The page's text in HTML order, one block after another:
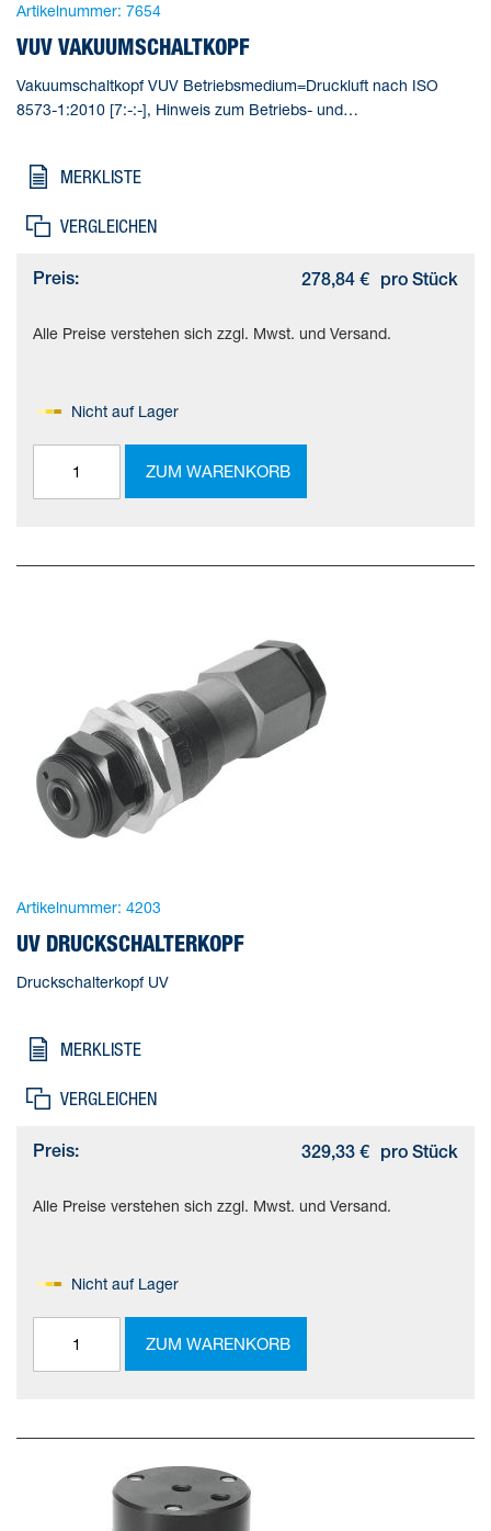
Artikelnummer: 7654
VUV VAKUUMSCHALTKOPF
Vakuumschaltkopf VUV Betriebsmedium=Druckluft nach ISO
8573-1:2010 [7:-:-], Hinweis zum Betriebs- und
MERKLISTE
VERGLEICHEN
Preis: 278,84 € pro Stück
Alle Preise verstehen sich zzgl. Mwst. und Versand.
Nicht auf Lager
ZUM WARENKORB
Artikelnummer: 4203
UV DRUCKSCHALTERKOPF
Druckschalterkopf UV
MERKLISTE
VERGLEICHEN
Preis: 329,33 € pro Stück
Alle Preise verstehen sich zzgl. Mwst. und Versand.
Nicht auf Lager
ZUM WARENKORB